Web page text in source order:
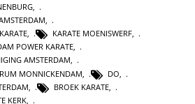
,
,
, KARATE MOENISWERF,
POWER KARATE,
AMSTERDAM,
MONNICKENDAM
DO
BROEK KARATE
KERK